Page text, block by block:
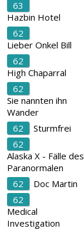
63
Hazbin Hotel
62
Lieber Onkel Bill
62
High Chaparral
62
Sie nannten ihn
Wander
62
Sturmfrei
62
Alaska X - Fälle des
Paranormalen
62
Doc Martin
62
Medical
Investigation